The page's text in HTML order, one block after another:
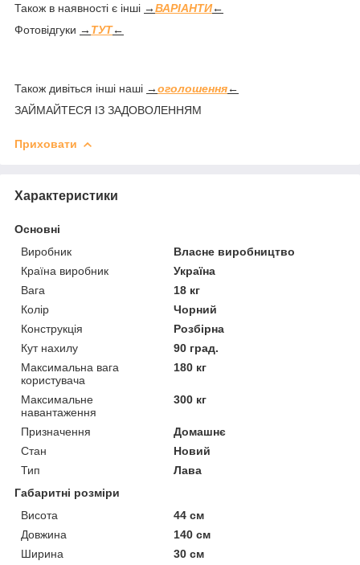
Також в наявності є інші →ВАРІАНТИ←
Фотовідгуки → ТУТ←
Також дивіться інші наші →оголошення←
ЗАЙМАЙТЕСЯ ІЗ ЗАДОВОЛЕННЯМ
Приховати
Характеристики
Основні
Виробник
Власне виробництво
Країна виробник
Україна
Вага
18 кг
Колір
Чорний
Конструкція
Розбірна
Кут нахилу
90 град.
Максимальна вага
користувача
180 кг
Максимальне
навантаження
300 кг
Призначення
Домашнє
Стан
Новий
Тип
Лава
Габаритні розміри
Висота
44 см
Довжина
140 см
Ширина
30 см